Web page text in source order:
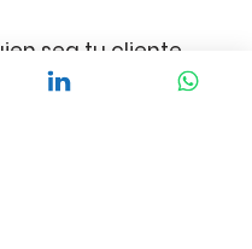
sea tu cliente,
a encontrarlo.